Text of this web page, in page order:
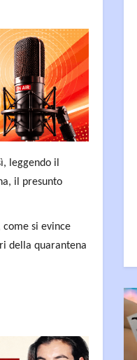
leggendo il
il presunto
si evince
della quarantena